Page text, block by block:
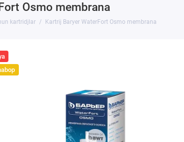
Osmo membrana
kartridjlar Kartrij Baryer WaterFort Osmo membrana